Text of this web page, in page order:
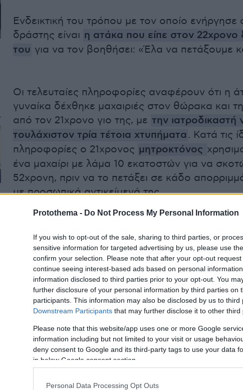
Protothema - Do Not Process My Personal Information
If you wish to opt-out of the sale, sharing to third parties, or
sensitive information for targeted advertising by us, please use
confirm your selection. Please note that after your opt-out
continue seeing interest-based ads based on personal
information disclosed to third parties prior to your opt-out. You
further disclosure of your personal information by third parties on
participants. This information may also be disclosed by us to third
Downstream Participants that may further disclose it to other third
Please note that this website/app uses one or more Google
information including but not limited to your visit or usage
deny consent to Google and its third-party tags to use your data
in below Google consent section.
Personal Data Processing Opt Outs
Ενδεικτική του τρόπου με τον οποίο ενήργησε
δράστης είναι η ατάκα που είπε στον
του για να τον βοηθήσει: «Έλα να πετάξουμε
Οι τελευταίες πληροφορίες αναφέρουν ότι η
γυναίκα δέχθηκε μαχαιριές στον θώρακα και
από τον 21χρονο γιο της, με την ιατροδικαστή
τουλάχιστον τρία τέτοια χτυπήματα . Κατά τις
πληροφορίες ο 21χρονος μητροκτόνος
ένα μαχαίρι με λάμα 10 εκατοστών για να
52χρονη, πριν να το πετάξει σε κάδο
με προσωπικά αντικείμενά της.